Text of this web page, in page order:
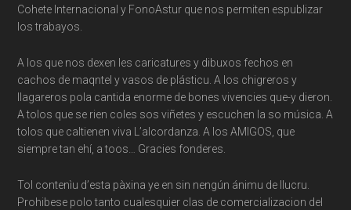
Cohete Internacional y FonoAstur que nos permiten espublizar
los trabayos.
A los que nos dexen les caricatures y dibuxos fechos en
cachos de maqntel y vasos de plásticu. A los chigreros y
llagareros pola cantida enorme de bones vivencies que-y dieron.
A tolos que se rien coles sos viñetes y escuchen la so música. A
tolos que caltienen viva L’alcordanza. A los AMIGOS, que
siempre tan ehí, a toos… Gracies fonderes.
Tol contenìu d’esta pàxina ye en sin nengún ánimu de llucru.
Prohibese polo tanto cualesquier clas de comercializacion del